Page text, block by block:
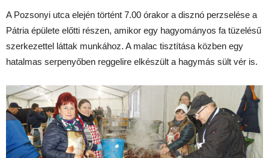
A Pozsonyi utca elején történt 7.00 órakor a disznó perzselése a
Pátria épülete előtti részen, amikor egy hagyományos fa tüzelésű
szerkezettel láttak munkához. A malac tisztítása közben egy
hatalmas serpenyőben reggelire elkészült a hagymás sült vér is.